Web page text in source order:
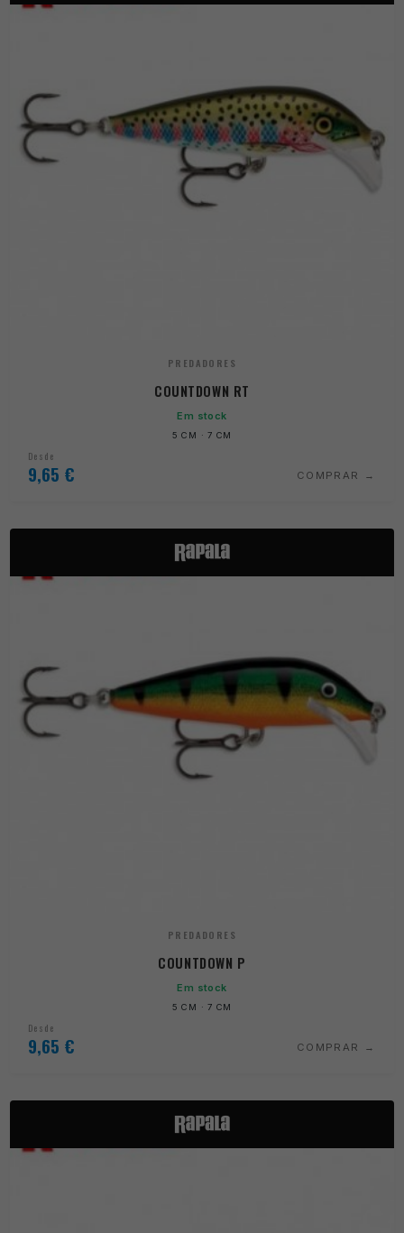
PREDADORES
COUNTDOWN RT
Em stock
5 CM · 7 CM
Desde
9,65 € COMPRAR
PREDADORES
COUNTDOWN P
Em stock
5 CM · 7 CM
Desde
9,65 € COMPRAR